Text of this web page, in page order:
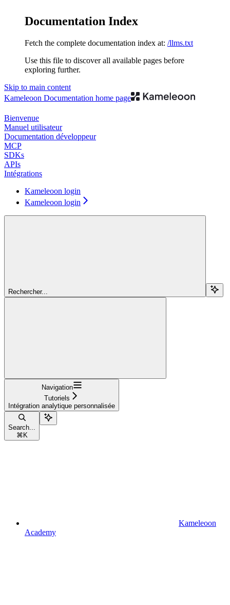
Documentation Index
Fetch the complete documentation index at: /llms.txt
Use this file to discover all available pages before
exploring further.
Skip to main content
Kameleoon Documentation home page
Bienvenue
Manuel utilisateur
Documentation développeur
MCP
SDKs
APIs
Intégrations
Kameleoon login
Kameleoon login
Rechercher...
Navigation
Tutoriels
Intégration analytique personnalisée
Search...
⌘ K
Kameleoon
Academy